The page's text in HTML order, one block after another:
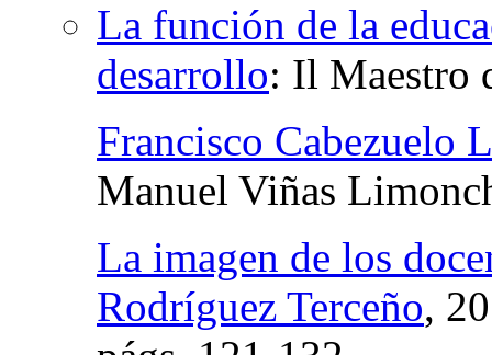
La función de la
desarrollo: Il Maestro
Francisco Cabezuelo
Manuel Viñas
La imagen de los
Rodríguez Terceño,